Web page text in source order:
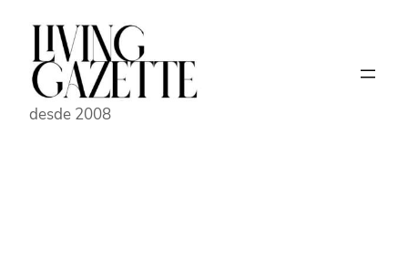
Pular
conteúdo
desde 2008